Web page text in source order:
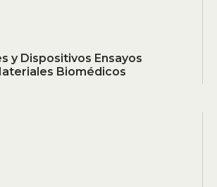
y Dispositivos Ensayos
Biomédicos